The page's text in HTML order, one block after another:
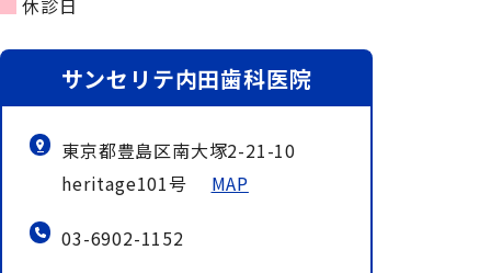
休診日
サンセリテ内田歯科医院
東京都豊島区南大塚2-21-10
heritage101号 MAP
03-6902-1152